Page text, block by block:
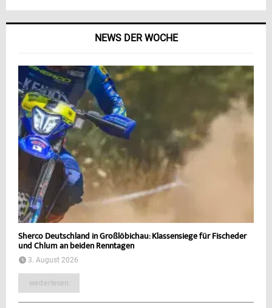
NEWS DER WOCHE
Sherco Deutschland in Großlöbichau: Klassensiege für Fischeder
und Chlum an beiden Renntagen
3. August 2026
weiterlesen